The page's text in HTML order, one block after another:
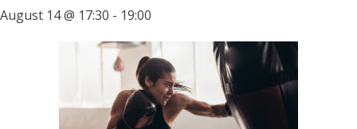
August 14 @ 17:30 - 19:00